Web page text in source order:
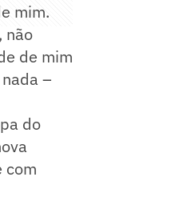
mim.
não
de mim
–
do
com